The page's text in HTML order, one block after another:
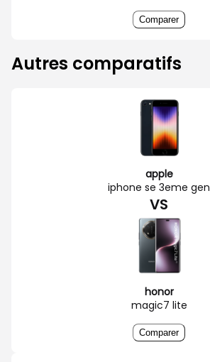
Comparer
Autres comparatifs
apple
iphone se 3eme gen
VS
honor
magic7 lite
Comparer